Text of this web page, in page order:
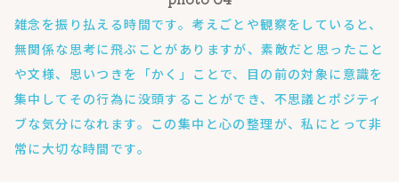
雑念を振り払える時間です。考えごとや観察をしていると、
無関係な思考に飛ぶことがありますが、素敵だと思ったこと
や文様、思いつきを「かく」ことで、目の前の対象に意識を
集中してその行為に没頭することができ、不思議とポジティ
ブな気分になれます。この集中と心の整理が、私にとって非
常に大切な時間です。